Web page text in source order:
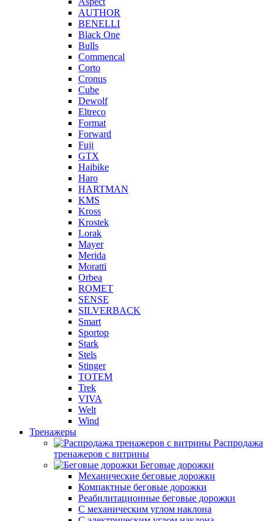
AUTHOR
BENELLI
Black One
Bulls
Commencal
Corto
Cronus
Cube
Dewolf
Eltreco
Format
Forward
Fuji
GTX
Haibike
Haro
HARTMAN
KMS
Kross
Krostek
Lorak
Mayer
Merida
Moratti
Orbea
ROMET
SENSE
SILVERBACK
Smart
Sportop
Stark
Stels
Stinger
TOTEM
Trek
VIVA
Welt
Wind
Тренажеры
Распродажа
тренажеров с витрины
Беговые дорожки
Механические беговые дорожки
Компактные беговые дорожки
Реабилитационные беговые дорожки
С механическим углом наклона